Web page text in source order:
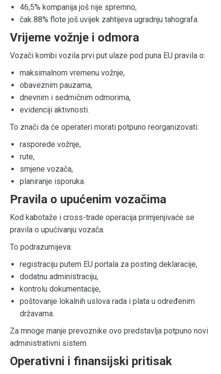
46,5% kompanija još nije spremno,
čak 88% flote još uvijek zahtijeva ugradnju tahografa.
Vrijeme vožnje i odmora
Vozači kombi vozila prvi put ulaze pod puna EU pravila o:
maksimalnom vremenu vožnje,
obaveznim pauzama,
dnevnim i sedmičnim odmorima,
evidenciji aktivnosti.
To znači da će operateri morati potpuno reorganizovati:
rasporede vožnje,
rute,
smjene vozača,
planiranje isporuka.
Pravila o upućenim vozačima
Kod kabotaže i cross-trade operacija primjenjivaće se
pravila o upućivanju vozača.
To podrazumijeva:
registraciju putem EU portala za posting deklaracije,
dodatnu administraciju,
kontrolu dokumentacije,
poštovanje lokalnih uslova rada i plata u određenim
državama.
Za mnoge manje prevoznike ovo predstavlja potpuno novi
administrativni sistem.
Operativni i finansijski pritisak